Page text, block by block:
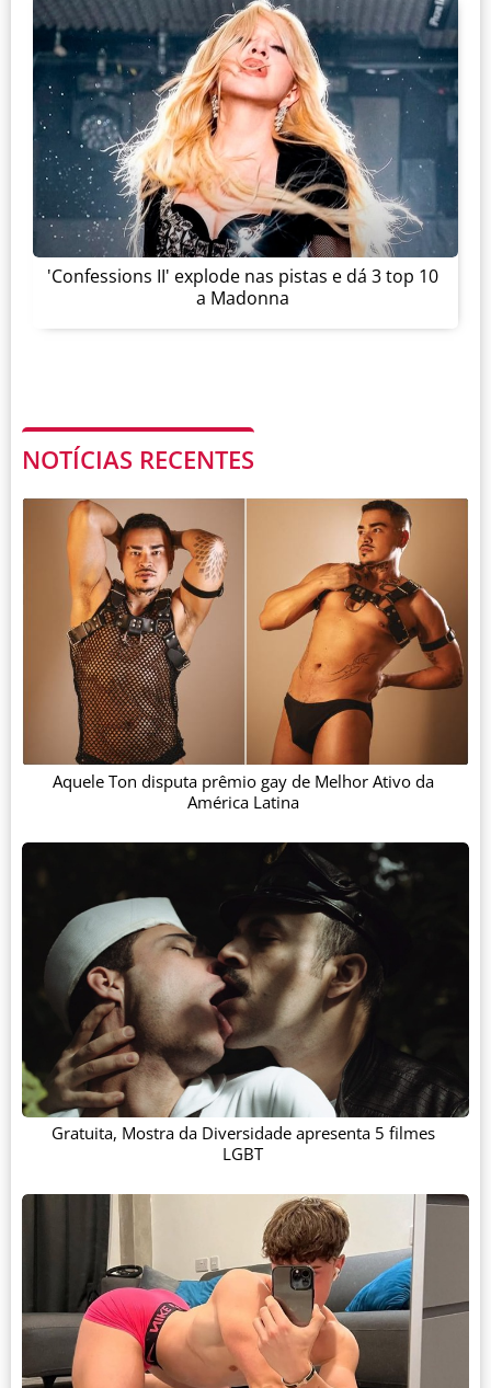
'Confessions II' explode nas pistas e dá 3 top 10
a Madonna
NOTÍCIAS RECENTES
Aquele Ton disputa prêmio gay de Melhor Ativo da
América Latina
Gratuita, Mostra da Diversidade apresenta 5 filmes
LGBT